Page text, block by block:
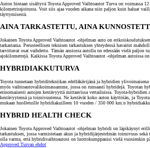
Auton hintaan sisältyvä Toyota Approved Vaihtoautot Turva on voimassa
kilometrirajoitusta. Voit siis ajaa vuoden aikana niin paljon kuin haluat
täyttymisestä.
AINA TARKASTETTU, AINA
Jokainen Toyota Approved Vaihtoautot -ohjelman auto on
tarkastama. Perusteellisen teknisen tarkastuksen yhteydessä havaitut
tarvittavat osat vaihdettu. Tämän ansiosta autolla on edessään vielä paljon
ajokilometrejä. Kaikissa Toyota Approved Vaihtoautot -ohjelman autoissa on
HYBRIDIAKKUTURVA
Toyota tunnetaan hybriditekniikan edelläkävijänä ja hybridien
myös vaihtoautovalikoimassamme, jossa on runsaasti hybridejä. Toyotan
erinomaisesti autojen kestävyyttä mittaavissa vertailuissa. Toyota-hybridien
kestävyytensä ja toimivuutensa. Ne kestävät koko auton käyttöiän, ja
mukaan huolletuille hybridiakuilleen 10 vuoden / 350 000 km:n
HYBRID HEALTH CHECK
Jokainen Toyota Approved Vaihtoautot -ohjelman hybridi on läpikäynyt
tarkastuksen, jossa varmistetaan akun ja hybridijärjestelmän toimivuus
olla varma, että hybridivaihtoautosi on luottokumppanisi vielä vuosienkin
Approved Turvan ehdot